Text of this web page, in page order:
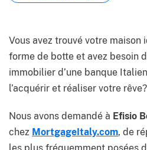
Vous avez trouvé votre maison
forme de botte et avez besoin
immobilier d’une banque
l’acquérir et réaliser votre rêve?
Nous avons demandé à Efisio
chez MortgageItaly.com, de